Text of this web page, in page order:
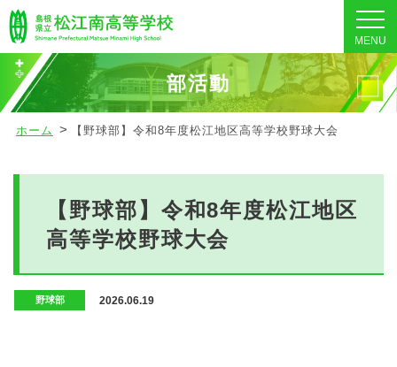
MENU
部活動
ホーム 【野球部】令和8年度松江地区高等学校野球大会
【野球部】令和8年度松江地区
高等学校野球大会
野球部 2026.06.19